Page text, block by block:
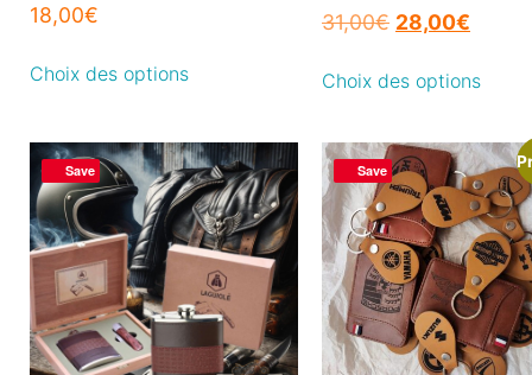
18,00€
Choix des options
31,00€ 28,00€
Choix des options
Save Save